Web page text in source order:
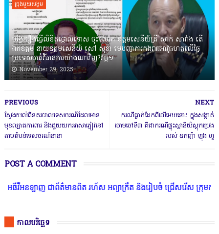
ជ្រុងមួយសង្គម
បង្វែររឿងធ្វើលិខិតថ្កោលទោស ចុះលោក ឧត្តមសេនីយ៍ត្រី សាក់ សារាំង តើ
ឯកឧត្តម នាយឧត្តមសេនីយ៍ សៅ សុខា មេបញ្ជាការកងរាជអាវុធហត្ថលើផ្ទៃ
ប្រទេសចាត់វិធានការយ៉ាងណាវិញ?វគ្គ១
November 29, 2025
NEXT
ករណី​ធ្លាក់​ដែក​ពីលើ​មេឃ​នោះ ក្នុង​សង្កាត់​
ចោម​ចៅ​ទី​៣ គឺជា​ករណី​ផ្ទុះ​ស្ថានីយ៍​ស្ដុក​ប្រេង​
របស់​ ឧកញ៉ា ឡុ​ង ហួ
PREVIOUS
ស្វែងយល់ពីនគរបាលទេសចរណ៍ដែលមាន
មុខល្បាតការពារ និងជួយយកអាសាភ្ញៀវនៅ
តាមតំបន់ទេសចរណ៍នានា
POST A COMMENT
ត៌មានពិត រហ័ស អព្យាក្រឹត និងរៀបចំ ជ្រើសរើស ក្រុមការងារ នៅតាមប
កាលបរិច្ឆេទ